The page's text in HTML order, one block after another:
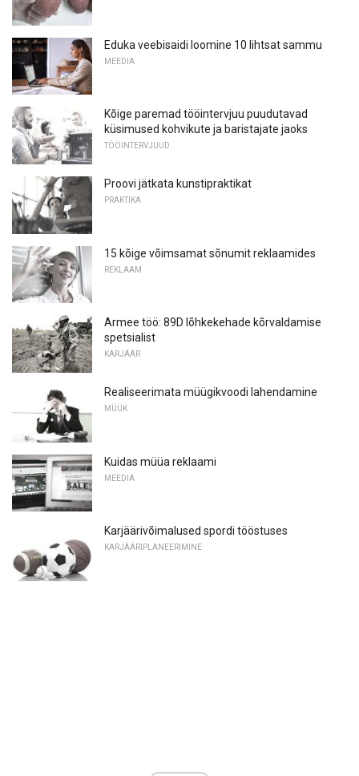
Eduka veebisaidi loomine 10 lihtsat sammu
MEEDIA
Kõige paremad tööintervjuu puudutavad
küsimused kohvikute ja baristajate jaoks
TÖÖINTERVJUUD
Proovi jätkata kunstipraktikat
PRAKTIKA
15 kõige võimsamat sõnumit reklaamides
REKLAAM
Armee töö: 89D lõhkekehade kõrvaldamise
spetsialist
KARJÄÄR
Realiseerimata müügikvoodi lahendamine
MÜÜK
Kuidas müüa reklaami
MEEDIA
Karjäärivõimalused spordi tööstuses
KARJÄÄRIPLANEERIMINE